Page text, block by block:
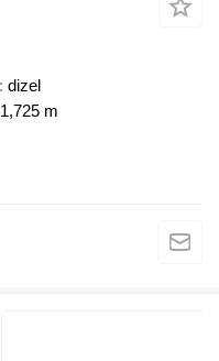
dizel
1,725 m